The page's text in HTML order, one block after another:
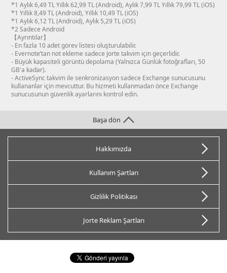
*1 Aylık 6,49 TL Yıllık 62,99 TL (Android), Aylık 7,99 TL Yıllık 79,99 TL (iOS)
*1 Yıllık 8,49 TL (Android), Yıllık 10,49 TL (iOS)
*1 Aylık 6,12 TL (Android), Aylık 5,29 TL (iOS)
*2 Sadece Android
【Ayrıntılar】
- En fazla 10 adet görev listesi oluşturulabilir.
- Evernote’tan not ekleme sadece Jorte takvim için geçerlidir.
- Büyük kapasiteli görüntü depolama (Yalnızca Günlük fotoğrafları, 50
GB'a kadar).
- ActiveSync takvim ile senkronizasyon sadece Exchange sunucusunu
kullananlar için mevcuttur. Bu hizmeti kullanmadan önce Exchange
sunucusunun güvenlik ayarlarını kontrol edin.
Hakkımızda
Kullanım Şartları
Gizlilik Politikası
Jorte Reklam Şartları
Başa dön